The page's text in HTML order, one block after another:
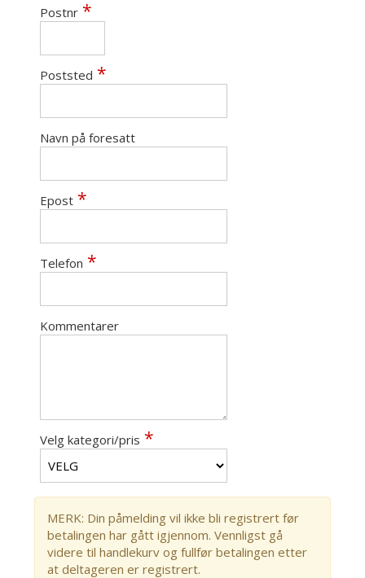
Postnr
Poststed
Navn på foresatt
Epost
Telefon
Kommentarer
Velg kategori/pris
MERK: Din påmelding vil ikke bli registrert før
betalingen har gått igjennom. Vennligst gå
videre til handlekurv og fullfør betalingen etter
at deltageren er registrert.